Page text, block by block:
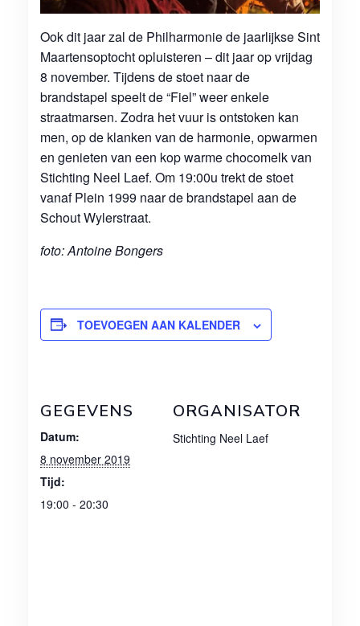
Ook dit jaar zal de Philharmonie de jaarlijkse Sint
Maartensoptocht opluisteren – dit jaar op vrijdag
8 november. Tijdens de stoet naar de
brandstapel speelt de “Fiel” weer enkele
straatmarsen. Zodra het vuur is ontstoken kan
men, op de klanken van de harmonie, opwarmen
en genieten van een kop warme chocomelk van
Stichting Neel Laef. Om 19:00u trekt de stoet
vanaf Plein 1999 naar de brandstapel aan de
Schout Wylerstraat.
foto: Antoine Bongers
TOEVOEGEN AAN KALENDER
GEGEVENS
Datum:
8 november 2019
Tijd:
19:00 - 20:30
ORGANISATOR
Stichting Neel Laef